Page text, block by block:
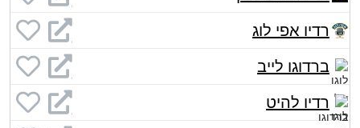
רדיו אפי לוג
ברדוגו לייב
רדיו להיט